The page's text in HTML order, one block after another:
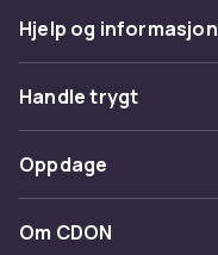
Hjelp og informasjon
Vanlige spørsmål
Spor pakke
Angre & returner her
Kontakt oss
Handle trygt
Betaling
Levering
Oppdage
Kategorier
Om CDON